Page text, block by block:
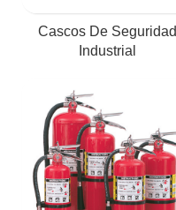
Cascos De Seguridad
Industrial